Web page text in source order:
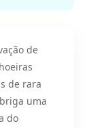
de
de rara
uma
do